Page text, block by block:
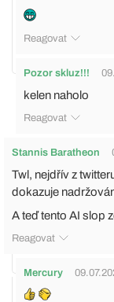
Reagovat
Pozor skluz!!!
kelen naholo
Reagovat
Stannis Baratheon
Twl, nejdřív z
dokazuje
A teď tento AI slop
Reagovat
Mercury